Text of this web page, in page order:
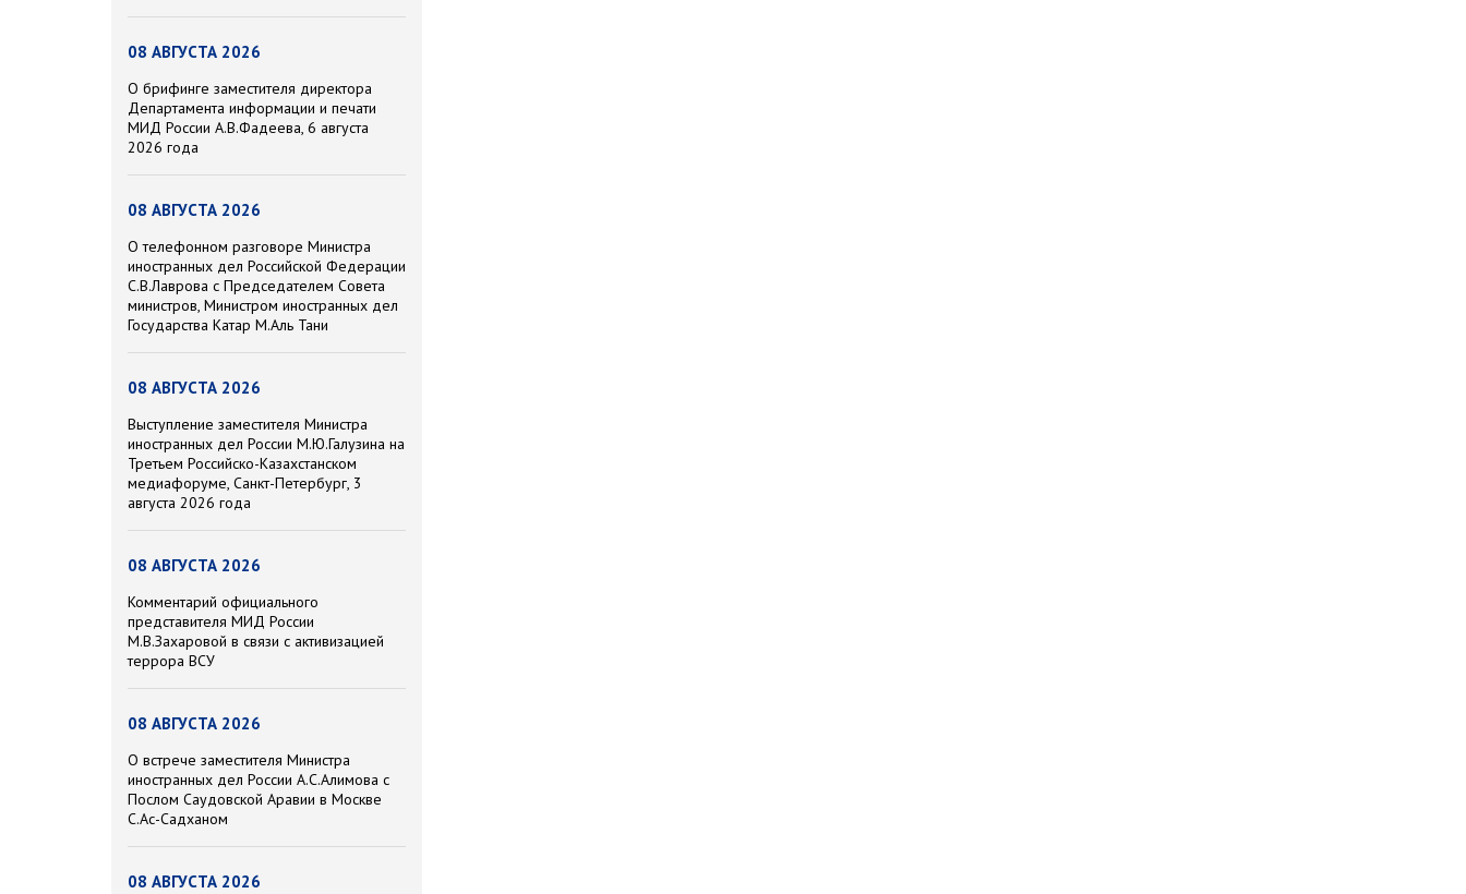
08 АВГУСТА 2026
О брифинге заместителя директора
Департамента информации и печати
МИД России А.В.Фадеева, 6 августа
2026 года
08 АВГУСТА 2026
О телефонном разговоре Министра
иностранных дел Российской Федерации
С.В.Лаврова с Председателем Совета
министров, Министром иностранных дел
Государства Катар М.Аль Тани
08 АВГУСТА 2026
Выступление заместителя Министра
иностранных дел России М.Ю.Галузина на
Третьем Российско-Казахстанском
медиафоруме, Санкт-Петербург, 3
августа 2026 года
08 АВГУСТА 2026
Комментарий официального
представителя МИД России
М.В.Захаровой в связи с активизацией
террора ВСУ
08 АВГУСТА 2026
О встрече заместителя Министра
иностранных дел России А.С.Алимова с
Послом Саудовской Аравии в Москве
С.Ас-Садханом
08 АВГУСТА 2026